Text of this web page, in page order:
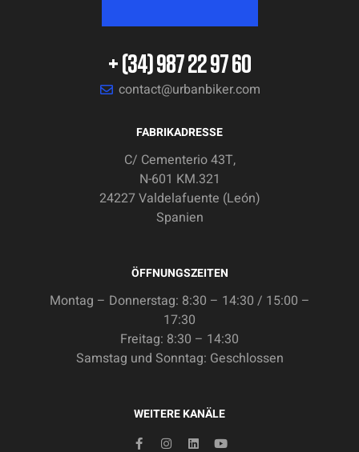
+ (34) 987 22 97 60
contact@urbanbiker.com
FABRIKADRESSE
C/ Cementerio 43T,
N-601 KM.321
24227 Valdelafuente (León)
Spanien
ÖFFNUNGSZEITEN
Montag – Donnerstag: 8:30 – 14:30 / 15:00 –
17:30
Freitag: 8:30 – 14:30
Samstag und Sonntag: Geschlossen
WEITERE KANÄLE